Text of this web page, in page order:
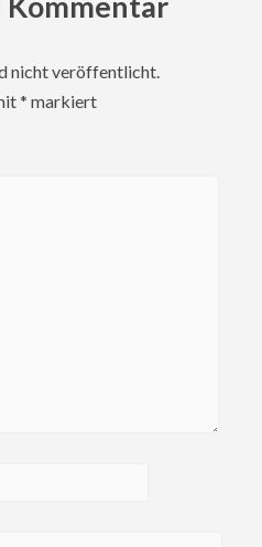
nicht veröffentlicht.
* markiert